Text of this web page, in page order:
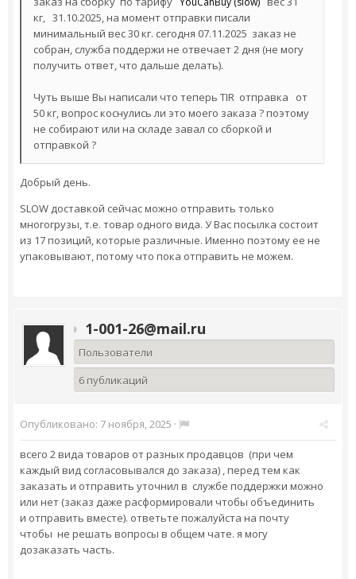
кг, 31.10.2025, на момент отправки писали
минимальный вес 30 кг. сегодня 07.11.2025 заказ не
собран, служба поддержи не отвечает 2 дня (не могу
получить ответ, что дальше делать).
Чуть выше Вы написали что теперь TIR отправка от
50 кг, вопрос коснулись ли это моего заказа ? поэтому
не собирают или на складе завал со сборкой и
отправкой ?
Добрый день.
SLOW доставкой сейчас можно отправить только
многогрузы, т.е. товар одного вида. У Вас посылка состоит
из 17 позиций, которые различные. Именно поэтому ее не
упаковывают, потому что пока отправить не можем.
1-001-26@mail.ru
Пользователи
6 публикаций
Опубликовано: 7 ноября, 2025 ·
всего 2 вида товаров от разных продавцов (при чем
каждый вид согласовывался до заказа) , перед тем как
заказать и отправить уточнил в службе поддержки можно
или нет (заказ даже расформировали чтобы объединить
и отправить вместе). ответьте пожалуйста на почту
чтобы не решать вопросы в общем чате. я могу
дозаказать часть.